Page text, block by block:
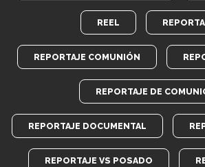
REEL
REPORTAJE COMUNIÓN
REPORTAJE DE
REPORTAJE DOCUMENTAL
REPORTAJE VS POSADO